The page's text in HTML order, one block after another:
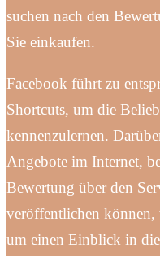
suchen nach den
Sie einkaufen.
Facebook führt zu
Shortcuts, um die
kennenzulernen.
Angebote im Internet,
Bewertung über den
veröffentlichen können,
um einen Einblick in